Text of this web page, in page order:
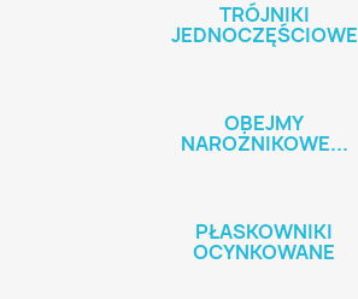
TRÓJNIKI
JEDNOCZĘŚCIOWE
OBEJMY
NAROŻNIKOWE...
PŁASKOWNIKI
OCYNKOWANE